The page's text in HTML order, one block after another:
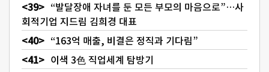
“발달장애 자녀를 둔 모든 부모의 마음으로”…사
회적기업 지드림 김희경 대표
“163억 매출, 비결은 정직과 기다림”
이색 3色 직업세계 탐방기